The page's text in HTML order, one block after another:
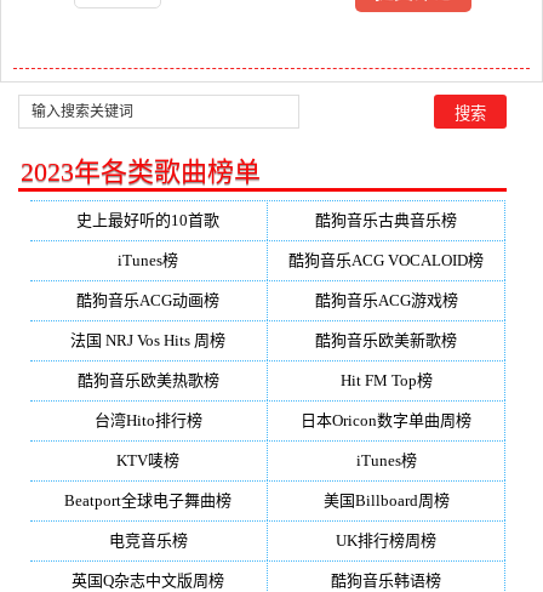
2023年各类歌曲榜单
史上最好听的10首歌 酷狗音乐古典音乐榜
iTunes榜 酷狗音乐ACG VOCALOID榜
酷狗音乐ACG动画榜 酷狗音乐ACG游戏榜
法国 NRJ Vos Hits 周榜 酷狗音乐欧美新歌榜
酷狗音乐欧美热歌榜 Hit FM Top榜
台湾Hito排行榜 日本Oricon数字单曲周榜
KTV唛榜 iTunes榜
Beatport全球电子舞曲榜 美国Billboard周榜
电竞音乐榜 UK排行榜周榜
英国Q杂志中文版周榜 酷狗音乐韩语榜